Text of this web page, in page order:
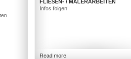
FLIESEN- / MALERARBEITEN
Infos folgen!
Read more